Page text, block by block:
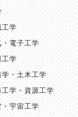
工学
・電子工学
工学
学・土木工学
工学・資源工学
・宇宙工学